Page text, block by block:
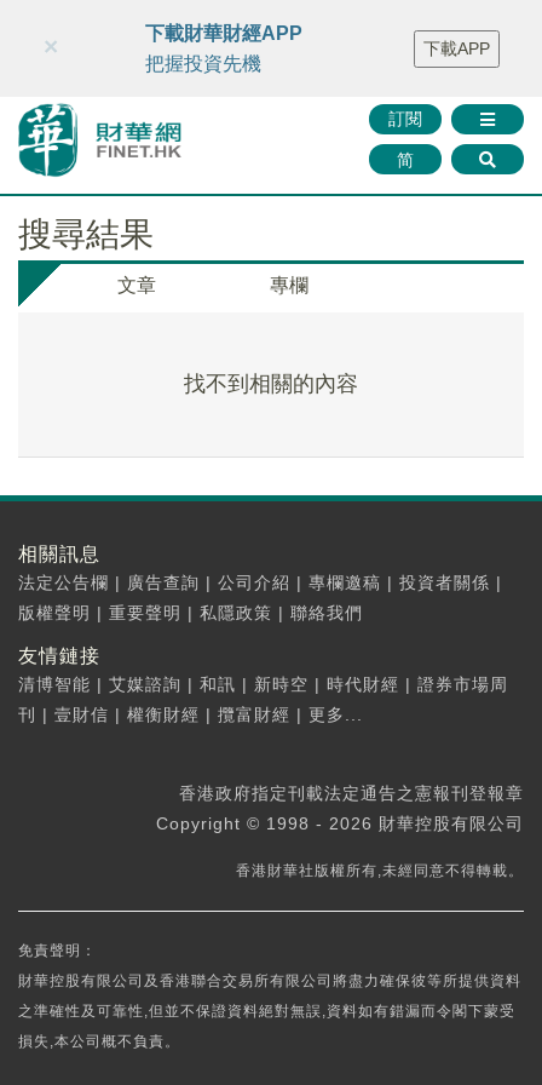
財華智庫網 FINTV FINMETA 財華證券 媒體矩陣
智庫沙龍
聯絡我們
訂閱
简
×
下載財華財經APP
把握投資先機
下載APP
搜尋結果
文章 專欄
找不到相關的內容
相關訊息
法定公告欄 | 廣告查詢 | 公司介紹 | 專欄邀稿 | 投資者關係 |
版權聲明 | 重要聲明 | 私隱政策 | 聯絡我們
友情鏈接
清博智能 | 艾媒諮詢 | 和訊 | 新時空 | 時代財經 | 證券市場周
刊
| 壹財信 | 權衡財經 | 攬富財經 | 更多...
香港政府指定刊載法定通告之憲報刊登報章
Copyright © 1998 - 2026 財華控股有限公司
香港財華社版權所有,未經同意不得轉載。
免責聲明：
財華控股有限公司及香港聯合交易所有限公司將盡力確保彼等所提供資料
之準確性及可靠性,但並不保證資料絕對無誤,資料如有錯漏而令閣下蒙受
損失,本公司概不負責。